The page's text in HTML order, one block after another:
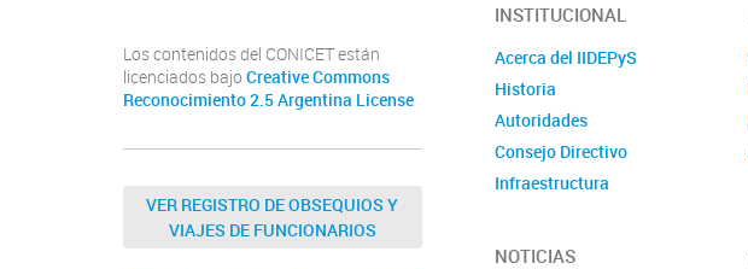
Los contenidos del CONICET están
licenciados bajo Creative Commons
Reconocimiento 2.5 Argentina License
VER REGISTRO DE OBSEQUIOS Y
VIAJES DE FUNCIONARIOS
INSTITUCIONAL
Acerca del IIDEPyS
Historia
Autoridades
Consejo Directivo
Infraestructura
NOTICIAS